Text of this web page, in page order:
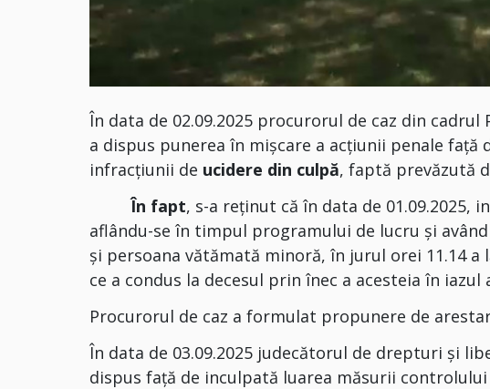
În data de 02.09.2025 procurorul de caz din
a dispus punerea în mișcare a acțiunii penale
infracțiunii de ucidere din culpă, faptă prevăzută
În fapt, s-a reţinut că în data de 01.09.2025,
aflându-se în timpul programului de lucru și
și persoana vătămată minoră, în jurul orei 11.14
ce a condus la decesul prin înec a acesteia în
Procurorul de caz a formulat propunere de
În data de 03.09.2025 judecătorul de drepturi și
dispus față de inculpată luarea măsurii